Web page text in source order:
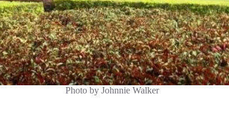
Photo by Johnnie Walker